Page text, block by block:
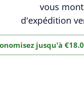
vous
d'expédition
jusqu'à